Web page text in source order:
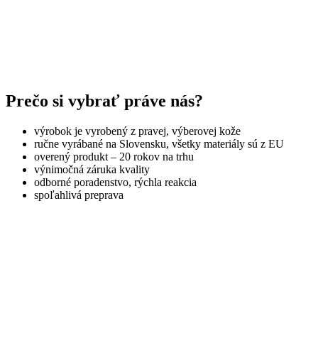
Prečo si vybrať práve nás?
výrobok je vyrobený z pravej, výberovej kože
ručne vyrábané na Slovensku, všetky materiály sú z EU
overený produkt – 20 rokov na trhu
výnimočná záruka kvality
odborné poradenstvo, rýchla reakcia
spoľahlivá preprava